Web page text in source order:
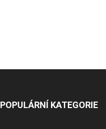
POPULÁRNÍ KATEGORIE